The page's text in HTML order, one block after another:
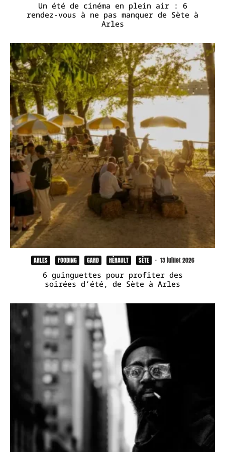
Un été de cinéma en plein air : 6
rendez-vous à ne pas manquer de Sète à
Arles
ARLES FOODING GARD HÉRAULT SÈTE · 13 juillet 2026
6 guinguettes pour profiter des
soirées d’été, de Sète à Arles